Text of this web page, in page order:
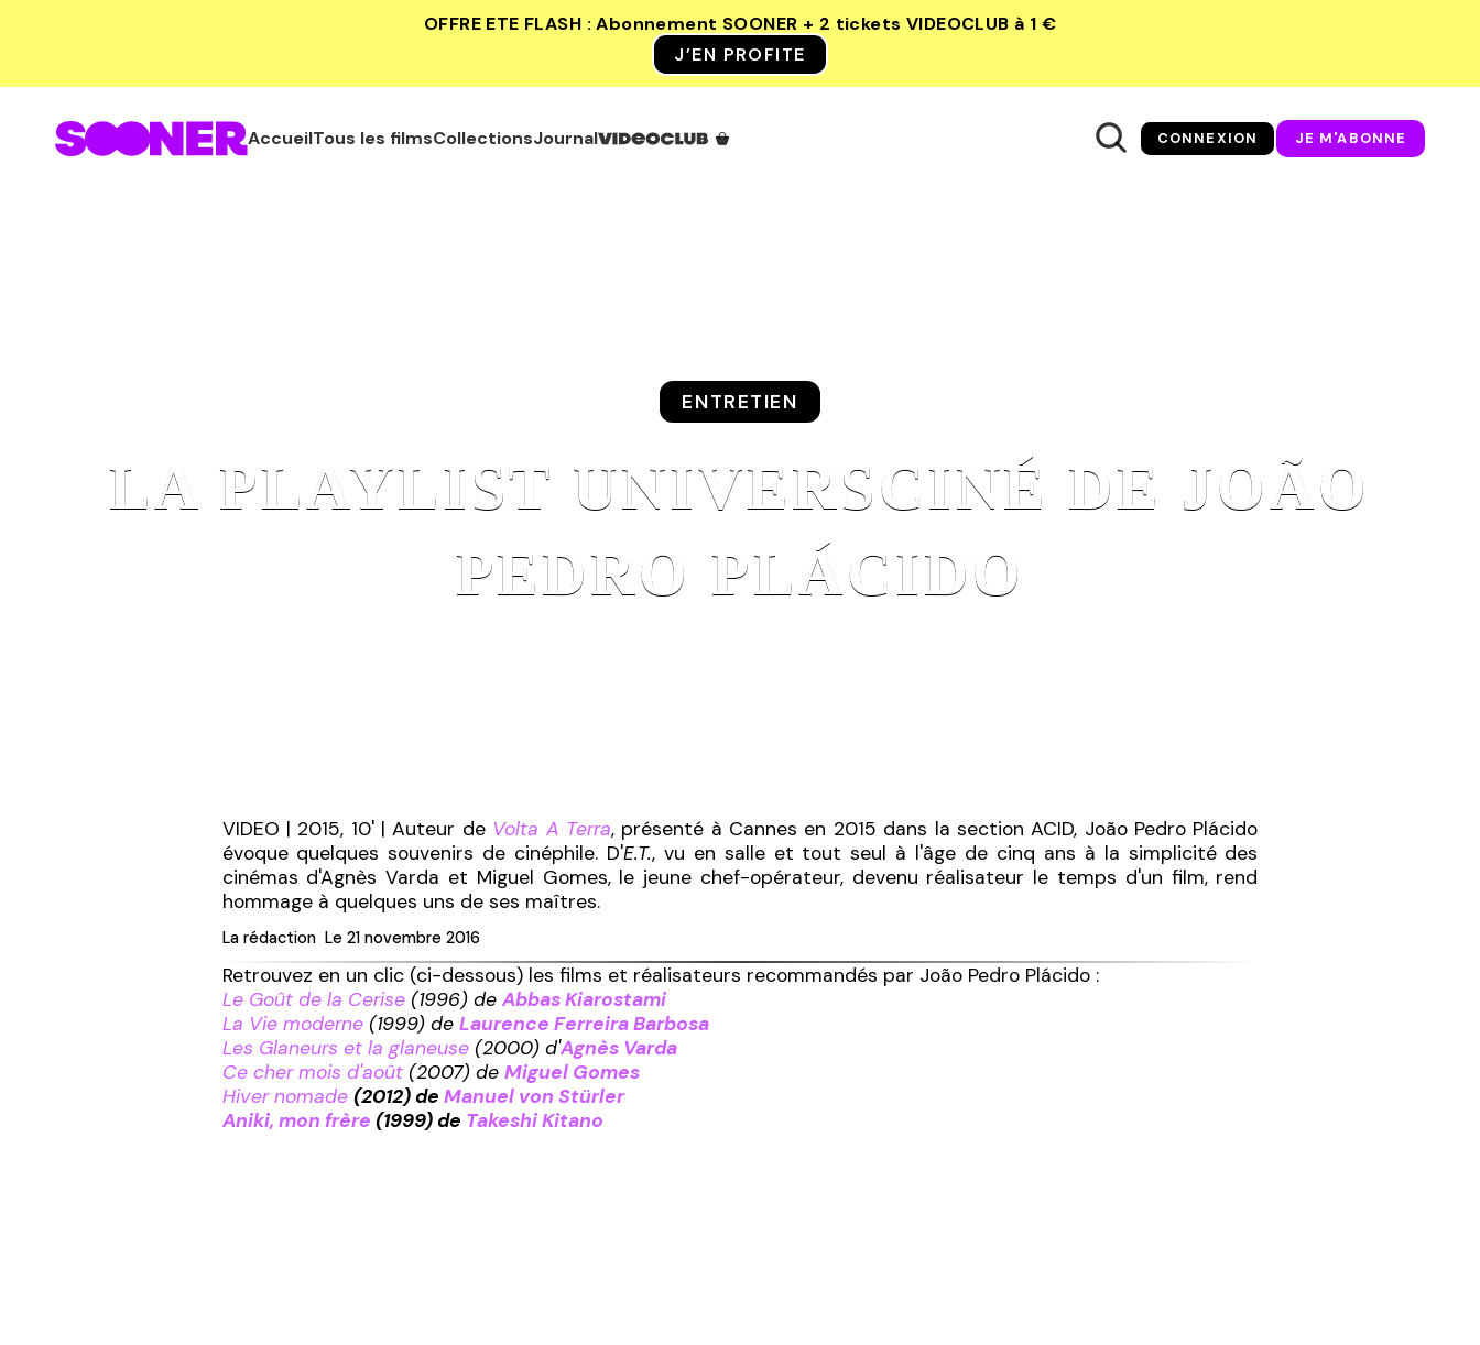
OFFRE ETE FLASH : Abonnement SOONER + 2 tickets VIDEOCLUB à 1 €
J’EN PROFITE
AccueilTous les filmsCollectionsJournal CONNEXION JE M'ABONNE
ENTRETIEN
LA PLAYLIST UNIVERSCINÉ DE JOÃO
PEDRO PLÁCIDO
VIDEO | 2015, 10' | Auteur de Volta A Terra, présenté à Cannes en 2015 dans la section ACID, João Pedro Plácido
évoque quelques souvenirs de cinéphile. D'E.T., vu en salle et tout seul à l'âge de cinq ans à la simplicité des
cinémas d'Agnès Varda et Miguel Gomes, le jeune chef-opérateur, devenu réalisateur le temps d'un film, rend
hommage à quelques uns de ses maîtres.
La rédaction Le 21 novembre 2016
Retrouvez en un clic (ci-dessous) les films et réalisateurs recommandés par João Pedro Plácido :
Le Goût de la Cerise(1996) de Abbas Kiarostami
La Vie moderne(1999) de Laurence Ferreira Barbosa
Les Glaneurs et la glaneuse(2000) d'Agnès Varda
Ce cher mois d'août(2007) de Miguel Gomes
Hiver nomade (2012) de Manuel von Stürler
Aniki, mon frère (1999) de Takeshi Kitano